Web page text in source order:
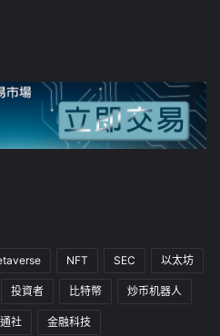
NFT SEC 以太坊
投資者 比特幣 炒币机器人
社 金融科技